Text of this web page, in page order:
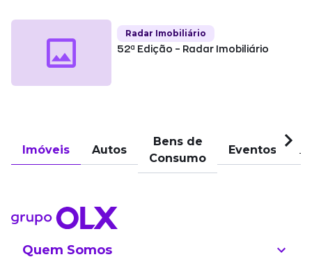
Radar Imobiliário
52ª Edição – Radar Imobiliário
Imóveis Autos
Bens de
Consumo
Eventos
Quem Somos